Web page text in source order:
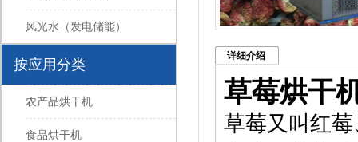
风光水（发电储能）
按应用分类
农产品烘干机
食品烘干机
详细介绍
草莓烘干
草莓又叫红